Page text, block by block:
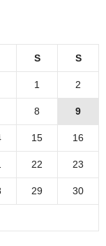
S S
1 2
8 9
15 16
22 23
29 30